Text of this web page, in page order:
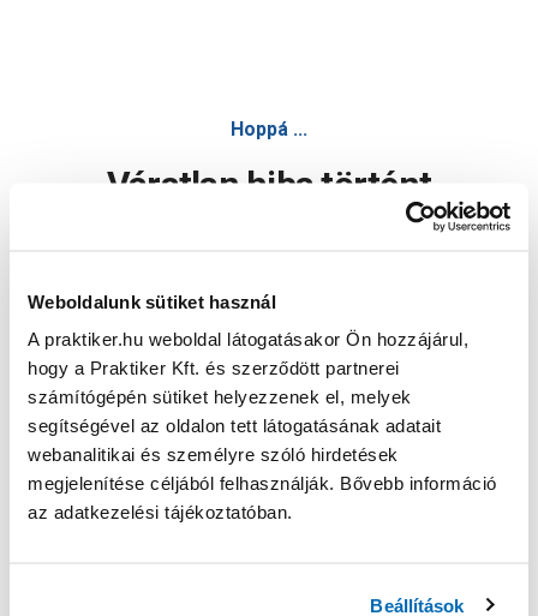
Weboldalunk sütiket használ
A praktiker.hu weboldal látogatásakor Ön hozzájárul,
hogy a Praktiker Kft. és szerződött partnerei
számítógépén sütiket helyezzenek el, melyek
segítségével az oldalon tett látogatásának adatait
webanalitikai és személyre szóló hirdetések
megjelenítése céljából felhasználják. Bővebb információ
az adatkezelési tájékoztatóban.
Beállítások
Hoppá ...
Váratlan hiba történt
Oldal újratöltése